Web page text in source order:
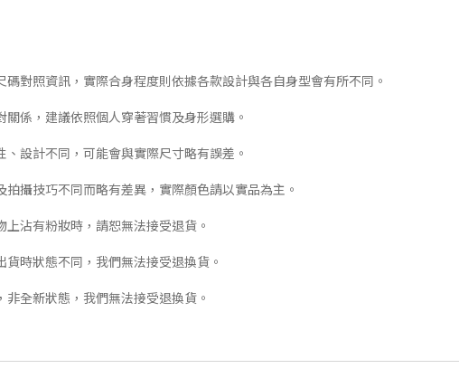
碼對照資訊，實際合身程度則依據各款設計與各自身型會有所不同。
係，建議依照個人穿著習慣及身形選購。
設計不同，可能會與實際尺寸略有誤差。
攝技巧不同而略有差異，實際顏色請以實品為主。
沾有粉妝時，請恕無法接受退貨。
時狀態不同，我們無法接受退換貨。
全新狀態，我們無法接受退換貨。